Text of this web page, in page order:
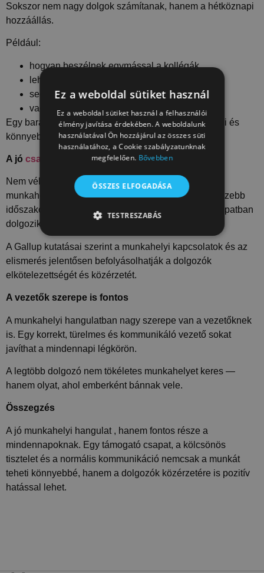
Sokszor nem nagy dolgok számítanak, hanem a hétköznapi
hozzáállás.
Például:
hogyan beszélnek egymással a kollégák,
lehet-e kérdezni,
segítenek-e az új dolgozóknak,
vagy hogy elismerik-e a jól elvégzett munkát.
Egy barátságos közegben könnyebb segítséget kérni és
könnyebb beilleszkedni is.
A jó csapat megtartó erő lehet
Nem véletlen, hogy sokan azért maradnak egy
munkahelyen, mertszeretik a közösséget. Még nehezebb
időszakokban is sokat számíthat, ha az ember jó csapatban
dolgozik.
A Gallup kutatásai szerint a munkahelyi kapcsolatok és az
elismerés jelentősen befolyásolhatják a dolgozók
elkötelezettségét és közérzetét.
A vezetők szerepe is fontos
A munkahelyi hangulatban nagy szerepe van a vezetőknek
is. Egy korrekt, türelmes és kommunikáló vezető sokat
javíthat a mindennapi légkörön.
A legtöbb dolgozó nem tökéletes munkahelyet keres —
hanem olyat, ahol emberként bánnak vele.
Összegzés
A jó munkahelyi hangulat , hanem fontos része a
mindennapoknak. Egy támogató csapat, a kölcsönös
tisztelet és a normális kommunikáció nemcsak a munkát
teheti könnyebbé, hanem a dolgozók közérzetére is pozitív
hatással lehet.
Ez a weboldal sütiket használ
Ez a weboldal sütiket használ a felhasználói
élmény javítása érdekében. A weboldalunk
használatával Ön hozzájárul az összes süti
használatához, a Cookie szabályzatunknak
megfelelően. Bővebben
ÖSSZES ELFOGADÁSA
TESTRESZABÁS
TELJESÍTMÉNY CÉLZÁS
BESOROLATLAN
Teljesítmény
A teljesítmény-sütiket, pl. analitikai sütiket
annak nyomon követésére használják, hogy
hogyan használják a látogatók a weboldalt. Ezek
a sütik nem használhatók egy adott látogató
közvetlen azonosítására.
hónap
Google Analytics
használja a
munkamenet
állapotának
megőrzésére.
_ga
Google
1 év 1
Ez a cookie-név
szolgál,